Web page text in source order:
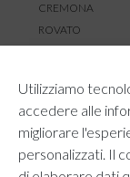
Utilizziamo
accedere alle
migliorare
personalizzati. Il
CREMONA
ROVATO
RESI E RIMBORSI